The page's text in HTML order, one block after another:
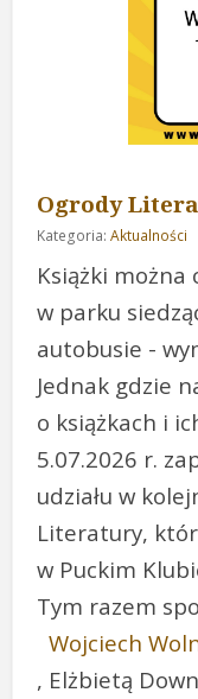
Ogrody
Kategoria: Aktualności
Książki można
w parku
autobusie -
Jednak gdzie
o książkach i
5.07.2026 r.
udziału w
Literatury,
w Puckim
Tym razem
Wojciech
, Elżbietą